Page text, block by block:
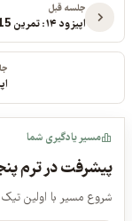
جلسه قبل
اپیزود ۱۴: تمرین 115 ، اجرای قطعه ی 27 کتاب آموزشی
اپیزود ۱۶: تمرین 117،
مسیر یادگیری شما
پیشرفت در ترم